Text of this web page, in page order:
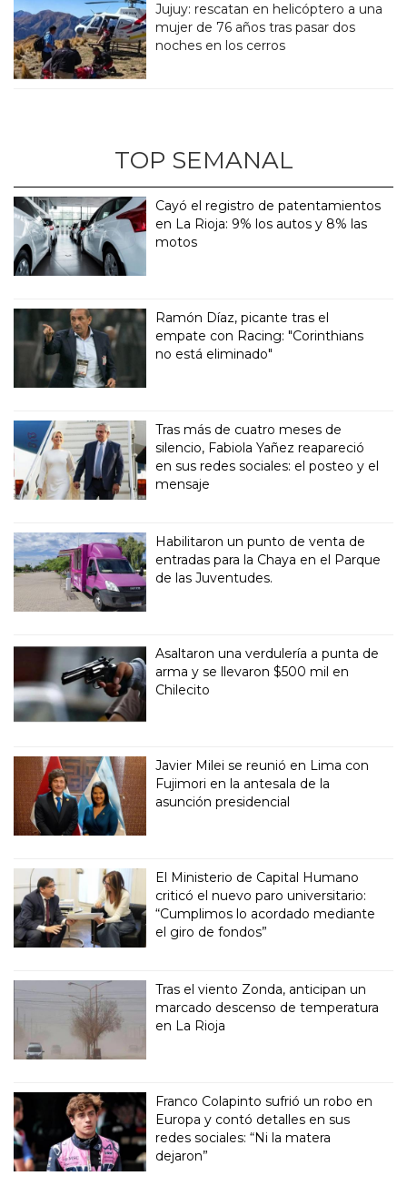
Jujuy: rescatan en helicóptero a una
mujer de 76 años tras pasar dos
noches en los cerros
TOP SEMANAL
Cayó el registro de patentamientos
en La Rioja: 9% los autos y 8% las
motos
Ramón Díaz, picante tras el
empate con Racing: "Corinthians
no está eliminado"
Tras más de cuatro meses de
silencio, Fabiola Yañez reapareció
en sus redes sociales: el posteo y el
mensaje
Habilitaron un punto de venta de
entradas para la Chaya en el Parque
de las Juventudes.
Asaltaron una verdulería a punta de
arma y se llevaron $500 mil en
Chilecito
Javier Milei se reunió en Lima con
Fujimori en la antesala de la
asunción presidencial
El Ministerio de Capital Humano
criticó el nuevo paro universitario:
“Cumplimos lo acordado mediante
el giro de fondos”
Tras el viento Zonda, anticipan un
marcado descenso de temperatura
en La Rioja
Franco Colapinto sufrió un robo en
Europa y contó detalles en sus
redes sociales: “Ni la matera
dejaron”